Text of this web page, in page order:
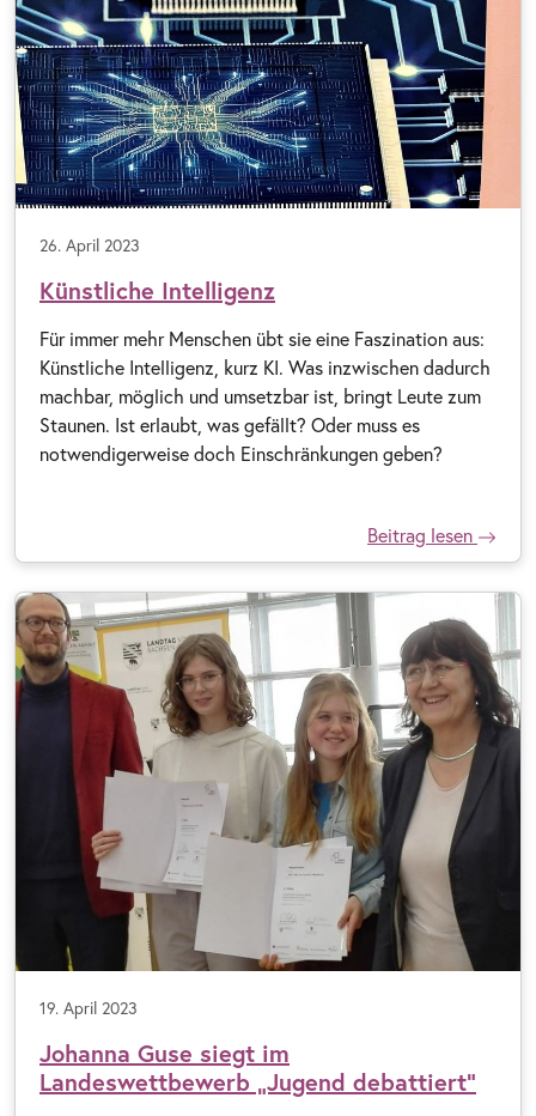
26. April 2023
Künstliche Intelligenz
Für immer mehr Menschen übt sie eine Faszination aus:
Künstliche Intelligenz, kurz KI. Was inzwischen dadurch
machbar, möglich und umsetzbar ist, bringt Leute zum
Staunen. Ist erlaubt, was gefällt? Oder muss es
notwendigerweise doch Einschränkungen geben?
Beitrag lesen
19. April 2023
Johanna Guse siegt im
Landeswettbewerb „Jugend debattiert“